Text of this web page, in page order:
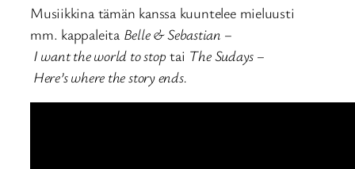
Musiikkina tämän kanssa kuuntelee mieluusti
mm. kappaleita Belle & Sebastian –
I want the world to stop tai The Sudays –
Here’s where the story ends.